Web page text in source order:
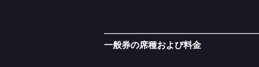
一般券の席種および料金